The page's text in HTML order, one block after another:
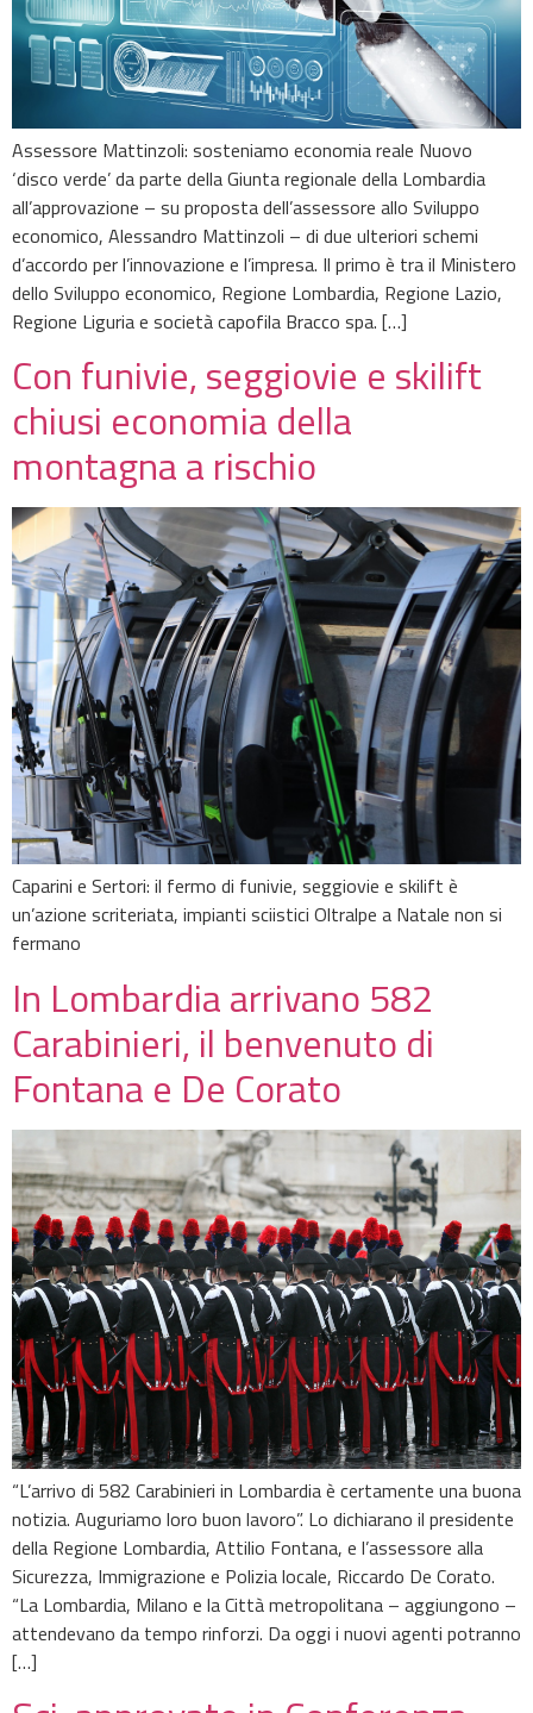
Assessore Mattinzoli: sosteniamo economia reale Nuovo
‘disco verde’ da parte della Giunta regionale della Lombardia
all’approvazione – su proposta dell’assessore allo Sviluppo
economico, Alessandro Mattinzoli – di due ulteriori schemi
d’accordo per l’innovazione e l’impresa. Il primo è tra il Ministero
dello Sviluppo economico, Regione Lombardia, Regione Lazio,
Regione Liguria e società capofila Bracco spa. […]
Con funivie, seggiovie e skilift
chiusi economia della
montagna a rischio
Caparini e Sertori: il fermo di funivie, seggiovie e skilift è
un’azione scriteriata, impianti sciistici Oltralpe a Natale non si
fermano
In Lombardia arrivano 582
Carabinieri, il benvenuto di
Fontana e De Corato
“L’arrivo di 582 Carabinieri in Lombardia è certamente una buona
notizia. Auguriamo loro buon lavoro”. Lo dichiarano il presidente
della Regione Lombardia, Attilio Fontana, e l’assessore alla
Sicurezza, Immigrazione e Polizia locale, Riccardo De Corato.
“La Lombardia, Milano e la Città metropolitana – aggiungono –
attendevano da tempo rinforzi. Da oggi i nuovi agenti potranno
[…]